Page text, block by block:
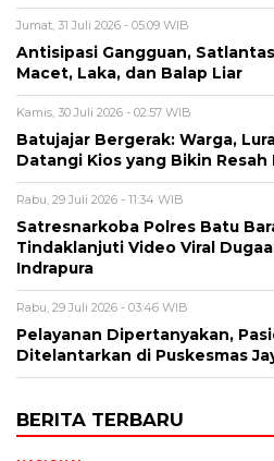
Jumat, 31 Juli 2026 - 05:09 WIB
Antisipasi Gangguan,
Macet, Laka, dan Balap Liar
Kamis, 30 Juli 2026 - 02:57 WIB
Batujajar Bergerak: Warga,
Datangi Kios yang Bikin Resah
Rabu, 29 Juli 2026 - 11:34 WIB
Satresnarkoba Polres Batu
Tindaklanjuti Video Viral
Indrapura
Rabu, 29 Juli 2026 - 03:46 WIB
Pelayanan Dipertanyakan,
Ditelantarkan di Puskesmas
BERITA TERBARU